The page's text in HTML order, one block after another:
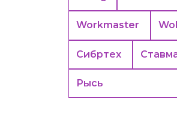
Workmaster
Сибртех
Рысь